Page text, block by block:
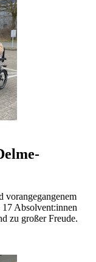
vorangegangenem
Absolvent:innen
zu großer Freude.